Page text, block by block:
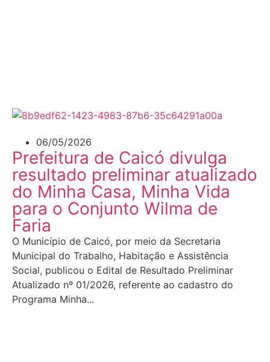
06/05/2026
Prefeitura de Caicó divulga
resultado preliminar atualizado
do Minha Casa, Minha Vida
para o Conjunto Wilma de
Faria
O Município de Caicó, por meio da Secretaria
Municipal do Trabalho, Habitação e Assistência
Social, publicou o Edital de Resultado Preliminar
Atualizado nº 01/2026, referente ao cadastro do
Programa Minha...